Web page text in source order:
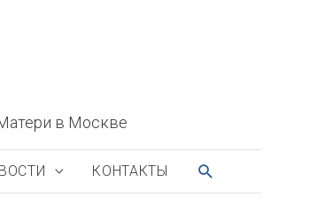
в Москве
КОНТАКТЫ ПОИСК